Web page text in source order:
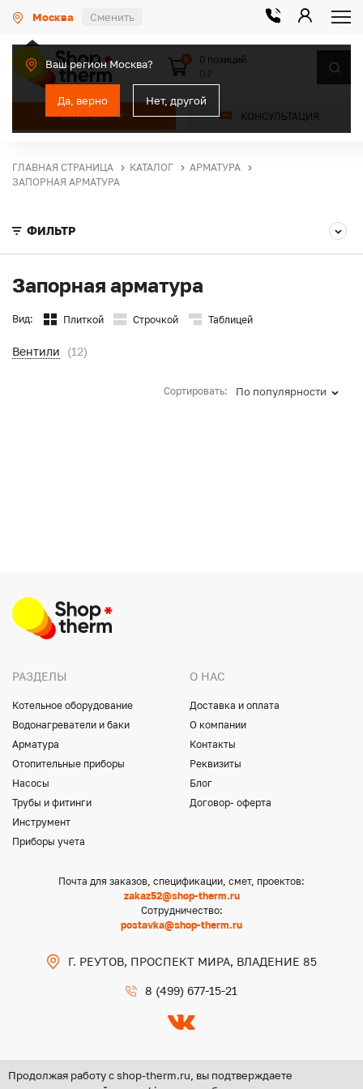
Москва Сменить
Ваш регион Москва?
Да, верно Нет, другой
КАТАЛОГ КОНСУЛЬТАЦИЯ
0
0 позиций
ГЛАВНАЯ СТРАНИЦА КАТАЛОГ
АРМАТУРА
ЗАПОРНАЯ АРМАТУРА
ФИЛЬТР
Запорная арматура
Вид: Плиткой Строчкой Таблицей
Вентили (12)
Сортировать: По популярности
РАЗДЕЛЫ
Котельное оборудование
Водонагреватели и баки
Арматура
Отопительные приборы
Насосы
Трубы и фитинги
Инструмент
Приборы учета
О НАС
Доставка и оплата
О компании
Контакты
Реквизиты
Блог
Договор- оферта
Почта для заказов, спецификации, смет, проектов:
zakaz52@shop-therm.ru
Сотрудничество:
postavka@shop-therm.ru
Г. РЕУТОВ, ПРОСПЕКТ МИРА, ВЛАДЕНИЕ 85
8 (499) 677-15-21
Продолжая работу с shop-therm.ru, вы подтверждаете